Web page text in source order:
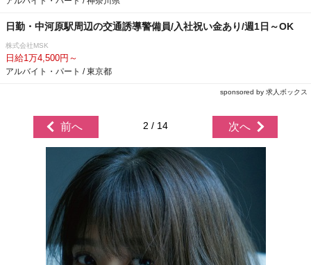
日勤・中河原駅周辺の交通誘導警備員/入社祝い金あり/週1日～OK
株式会社MSK
日給1万4,500円～
アルバイト・パート / 東京都
sponsored by 求人ボックス
前へ 2 / 14 次へ